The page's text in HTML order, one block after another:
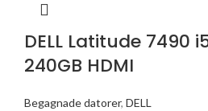
DELL Latitude 7490
240GB HDMI
Begagnade datorer, DELL